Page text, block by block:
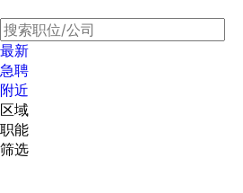
最新
急聘
附近
区域
职能
筛选